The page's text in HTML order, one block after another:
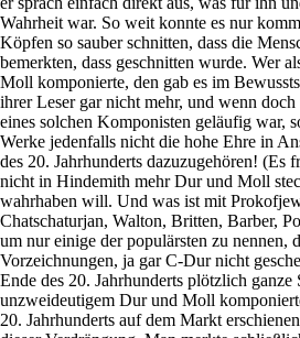
Wahrheit war. So weit konnte es nur
Köpfen so sauber schnitten, dass die
bemerkten, dass geschnitten wurde. Wer
Moll komponierte, den gab es im
ihrer Leser gar nicht mehr, und wenn
eines solchen Komponisten geläufig war,
Werke jedenfalls nicht die hohe Ehre in
des 20. Jahrhunderts dazuzugehören! (Es
nicht in Hindemith mehr Dur und Moll
wahrhaben will. Und was ist mit
Chatschaturjan, Walton, Britten, Barber,
um nur einige der populärsten zu nennen,
Vorzeichnungen, ja gar C-Dur nicht
Ende des 20. Jahrhunderts plötzlich
unzweideutigem Dur und Moll
20. Jahrhunderts auf dem Markt